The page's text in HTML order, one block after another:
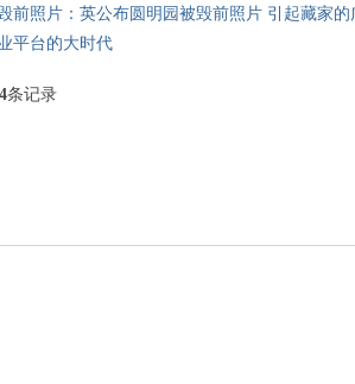
前照片：英公布圆明园被毁前照片 引起藏家的
平台的大时代
4条记录